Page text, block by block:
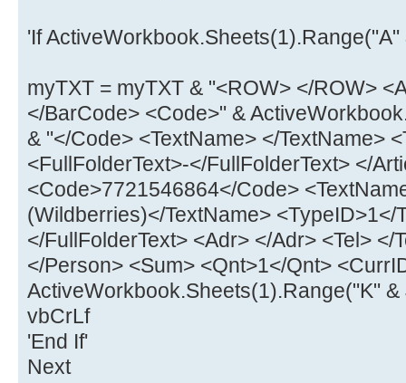
'If ActiveWorkbook.Sheets(1).Range("A"
myTXT = myTXT & "<ROW> </ROW>
</BarCode> <Code>" &
& "</Code> <TextName> </TextName>
<FullFolderText>-</FullFolderText> </
<Code>7721546864</Code>
(Wildberries)</TextName> <TypeID>1</
</FullFolderText> <Adr> </Adr> <Tel> </
</Person> <Sum> <Qnt>1</Qnt>
ActiveWorkbook.Sheets(1).Range("K" &
vbCrLf
'End If'
Next